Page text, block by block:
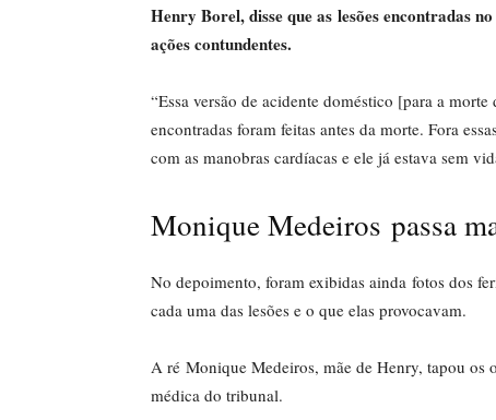
Henry Borel, disse que as lesões encontradas
ações contundentes.
“Essa versão de acidente doméstico [para a
encontradas foram feitas antes da morte. Fora
com as manobras cardíacas e ele já estava sem
Monique Medeiros passa
No depoimento, foram exibidas ainda fotos dos
cada uma das lesões e o que elas provocavam.
A ré Monique Medeiros, mãe de Henry, tapou os
médica do tribunal.